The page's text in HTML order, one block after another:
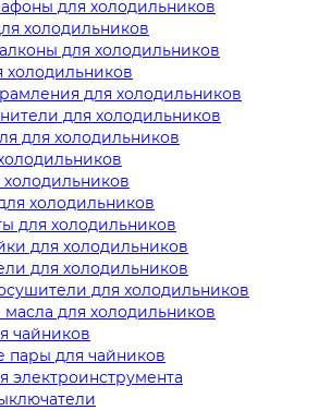
для холодильников
холодильников
для холодильников
холодильников
для холодильников
для холодильников
для холодильников
холодильников
холодильников
для холодильников
для холодильников
для холодильников
для холодильников
для холодильников
чайников
пары для чайников
электроинструмента